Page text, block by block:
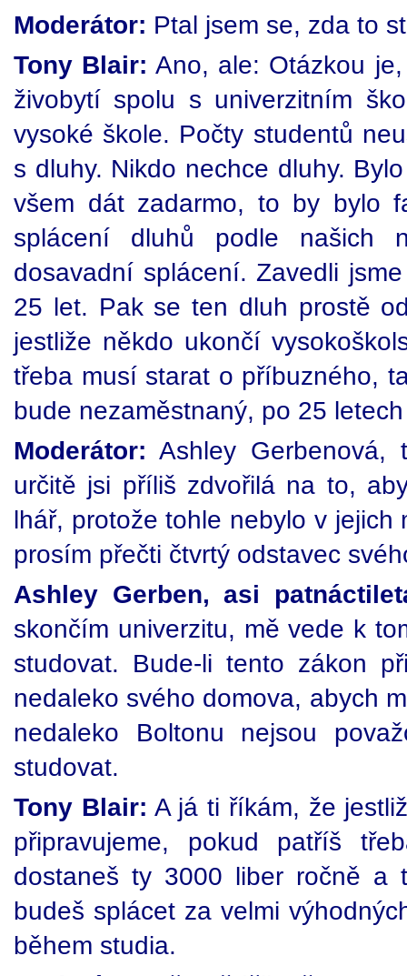
Moderátor: Ptal jsem se, zda to
Tony Blair: Ano, ale: Otázkou
živobytí spolu s univerzitním
vysoké škole. Počty studentů
s dluhy. Nikdo nechce dluhy.
všem dát zadarmo, to by bylo
splácení dluhů podle našich
dosavadní splácení. Zavedli
25 let. Pak se ten dluh prostě
jestliže někdo ukončí
třeba musí starat o příbuzného,
bude nezaměstnaný, po 25
Moderátor: Ashley
určitě jsi příliš zdvořilá na to,
lhář, protože tohle nebylo v
prosím přečti čtvrtý odstavec
Ashley Gerben, asi
skončím univerzitu, mě vede k
studovat. Bude-li tento zákon
nedaleko svého domova, abych
nedaleko Boltonu nejsou
studovat.
Tony Blair: A já ti říkám, že
připravujeme, pokud patříš
dostaneš ty 3000 liber ročně
budeš splácet za velmi
během studia.